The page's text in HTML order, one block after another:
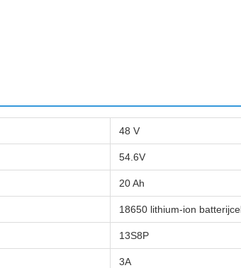
48 V
54.6V
20 Ah
18650 lithium-ion
13S8P
3A